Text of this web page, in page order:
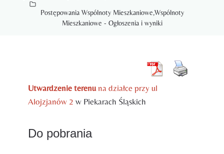
Postępowania Wspólnoty Mieszkaniowe,Wspólnoty
Mieszkaniowe - Ogłoszenia i wyniki
Utwardzenie terenu na działce przy ul
Alojzjanów 2 w Piekarach Śląskich
Do pobrania